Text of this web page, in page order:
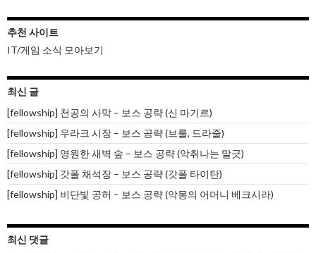
추천 사이트
IT/게임 소식 모아보기
최신 글
[fellowship] 천공의 사막 – 보스 공략 (신 마기르)
[fellowship] 우라크 시장 – 보스 공략 (브룰, 드라줄)
[fellowship] 영원한 새벽 숲 – 보스 공략 (악취나는 말긋)
[fellowship] 갓폴 채석장 – 보스 공략 (갓폴 타이탄)
[fellowship] 비단빛 공허 – 보스 공략 (악몽의 어머니 베크시라)
최신 댓글